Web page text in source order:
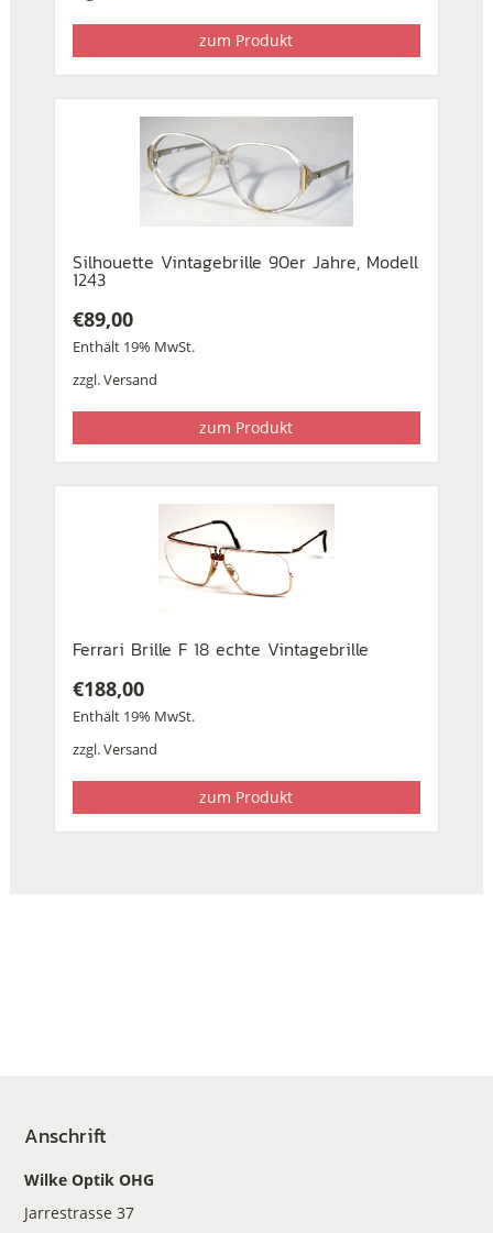
zum Produkt
Silhouette Vintagebrille 90er Jahre, Modell
1243
€89,00
Enthält 19% MwSt.
zzgl.Versand
zum Produkt
Ferrari Brille F 18 echte Vintagebrille
€188,00
Enthält 19% MwSt.
zzgl.Versand
zum Produkt
Anschrift
Wilke Optik OHG
Jarrestrasse 37